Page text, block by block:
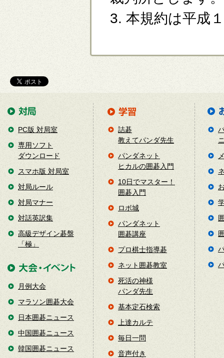
3. 本規約は平成
PC版 対局室
専用ソフト
ダウンロード
スマホ版 対局室
対局ルール
対局マナー
対話英訳集
高級デザイン碁盤
「極」
月例大会
マラソン囲碁大会
日本囲碁ニュース
中国囲碁ニュース
韓国囲碁ニュース
詰碁
教えてパンダ先生
パンダネット
ヒカルの囲碁入門
10日でマスター！
囲碁入門
ロボ城
パンダネット
囲碁講座
プロ棋士指導碁
ネット囲碁教室
死活の神様
パンダ先生
基本定石検索
上達カルテ
毎日一問
音声付き